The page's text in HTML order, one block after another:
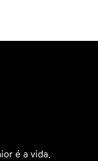
é a vida.